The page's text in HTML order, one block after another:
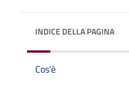
INDICE DELLA PAGINA
Cos'è